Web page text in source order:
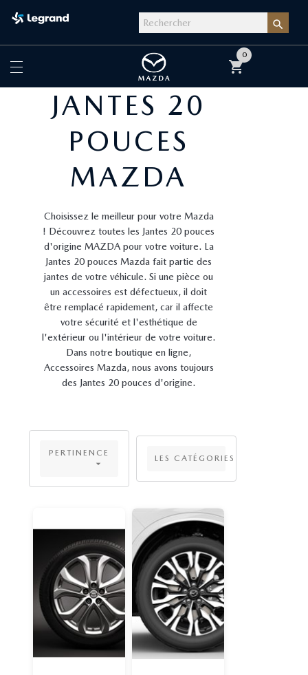

shopping_cart
0
JANTES 20
POUCES
MAZDA
Choisissez le meilleur pour votre Mazda
! Découvrez toutes les Jantes 20 pouces
d'origine MAZDA pour votre voiture. La
Jantes 20 pouces Mazda fait partie des
jantes de votre véhicule. Si une pièce ou
un accessoires est défectueux, il doit
être remplacé rapidement, car il affecte
votre sécurité et l'esthétique de
l'extérieur ou l'intérieur de votre voiture.
Dans notre boutique en ligne,
Accessoires Mazda, nous avons toujours
des Jantes 20 pouces d'origine.
PERTINENCE
 LES CATÉGORIES